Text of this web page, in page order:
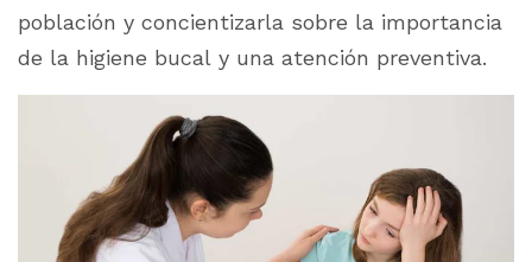
población y concientizarla sobre la importancia
de la higiene bucal y una atención preventiva.